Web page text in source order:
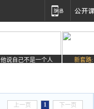
他说自己不是一个人 新套路:
上一页 1 下一页